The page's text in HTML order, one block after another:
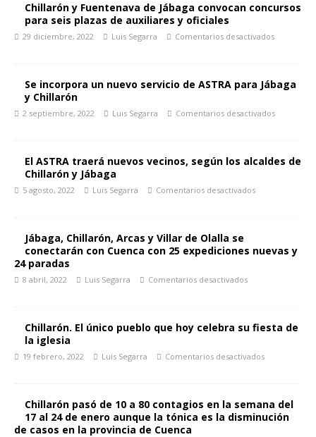
Chillarón y Fuentenava de Jábaga convocan concursos
para seis plazas de auxiliares y oficiales
29 diciembre, 2022 Luis Segarra Comentarios desactivados
Se incorpora un nuevo servicio de ASTRA para Jábaga
y Chillarón
2 septiembre, 2022 Luis Segarra Comentarios desactivados
El ASTRA traerá nuevos vecinos, según los alcaldes de
Chillarón y Jábaga
5 agosto, 2022 Luis Segarra Comentarios desactivados
Jábaga, Chillarón, Arcas y Villar de Olalla se
conectarán con Cuenca con 25 expediciones nuevas y
24 paradas
8 abril, 2022 Luis Segarra Comentarios desactivados
Chillarón. El único pueblo que hoy celebra su fiesta de
la iglesia
19 febrero, 2022 Luis Segarra Comentarios desactivados
Chillarón pasó de 10 a 80 contagios en la semana del
17 al 24 de enero aunque la tónica es la disminución
de casos en la provincia de Cuenca